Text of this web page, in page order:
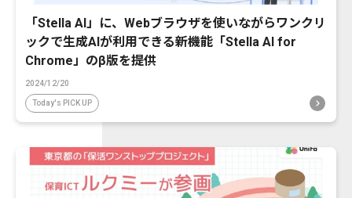
「Stella AI」に、Webブラウザを使いながらワンクリ
ックで生成AIが利用できる新機能「Stella AI for
Chrome」のβ版を提供
2024/12/20
Today's PICK UP